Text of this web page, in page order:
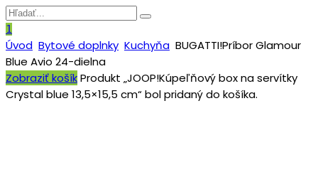
1
Úvod Bytové doplnky Kuchyňa BUGATTI!Príbor Glamour
Blue Avio 24-dielna
Zobraziť košíkProdukt „JOOP!Kúpeľňový box na servítky
Crystal blue 13,5×15,5 cm“ bol pridaný do košíka.